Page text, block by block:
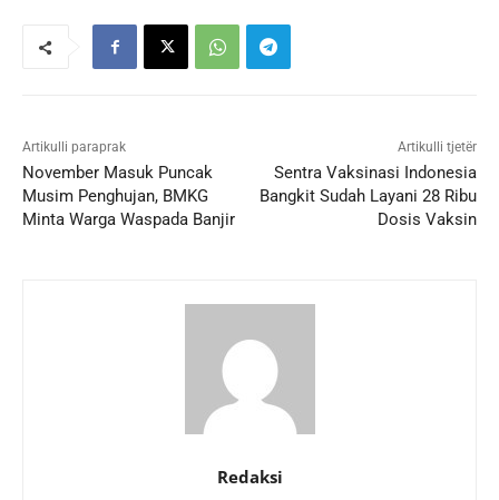
Artikulli paraprak
November Masuk Puncak
Musim Penghujan, BMKG
Minta Warga Waspada Banjir
Artikulli tjetër
Sentra Vaksinasi Indonesia
Bangkit Sudah Layani 28 Ribu
Dosis Vaksin
Redaksi